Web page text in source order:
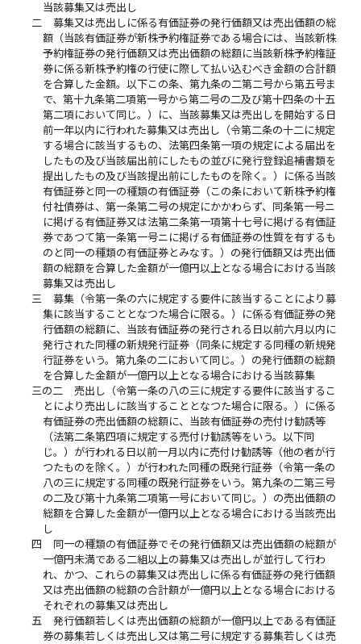
当該募集又は売出し
二
募集又は売出しに係る有価証券の発行価額又は売出価額の総
額（当該有価証券が新株予約権証券である場合には、当該新株
予約権証券の発行価額又は売出価額の総額に当該新株予約権証
券に係る新株予約権の行使に際して払い込むべき金額の合計額
を合算した金額。以下この条、第九条の二第二号から第五号ま
で、第十九条第二項第一号から第二号の二及び第十四条の十五
第二項において同じ。）に、当該募集又は売出しを開始する日
前一年以内に行われた募集又は売出し（令第二条の十二に規定
する場合に該当するもの、法第四条第一項の規定による届出を
したもの及び当該届出前にしたもの並びに発行登録追補書類を
提出したもの及び当該提出前にしたものを除く。）に係る当該
有価証券と同一の種類の有価証券（この条において新株予約権
付社債券は、第一条第二号の規定にかかわらず、同条第一号ニ
に掲げる有価証券又は法第二条第一項第十七号に掲げる有価証
券であつて第一条第一号ニに掲げる有価証券の性質を有するも
のと同一の種類の有価証券とみなす。）の発行価額又は売出価
額の総額を合算した金額が一億円以上となる場合における当該
募集又は売出し
三
募集（令第一条の六に規定する要件に該当することにより募
集に該当することとなつた場合に限る。）に係る有価証券の発
行価額の総額に、当該有価証券の発行される日以前六月以内に
発行された同種の新規発行証券（同条に規定する同種の新規発
行証券をいう。第九条の二において同じ。）の発行価額の総額
を合算した金額が一億円以上となる場合における当該募集
三の二
売出し（令第一条の八の三に規定する要件に該当するこ
とにより売出しに該当することとなつた場合に限る。）に係る
有価証券の売出価額の総額に、当該有価証券の売付け勧誘等
（法第二条第四項に規定する売付け勧誘等をいう。以下同
じ。）が行われる日以前一月以内に売付け勧誘等（他の者が行
つたものを除く。）が行われた同種の既発行証券（令第一条の
八の三に規定する同種の既発行証券をいう。第九条の二第三号
の二及び第十九条第二項第一号において同じ。）の売出価額の
総額を合算した金額が一億円以上となる場合における当該売出
し
四
同一の種類の有価証券でその発行価額又は売出価額の総額が
一億円未満である二組以上の募集又は売出しが並行して行わ
れ、かつ、これらの募集又は売出しに係る有価証券の発行価額
又は売出価額の総額の合計額が一億円以上となる場合における
それぞれの募集又は売出し
五
発行価額若しくは売出価額の総額が一億円以上である有価証
券の募集若しくは売出し又は第二号に規定する募集若しくは売